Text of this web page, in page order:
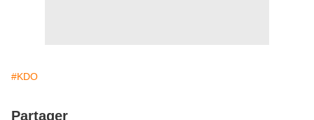
#KDO
Partager